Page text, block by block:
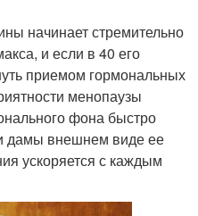
начинает стремительно
и если в 40 его
приемом гормональных
менопаузы
фона быстро
дамы внешнем виде ее
ускоряется с каждым